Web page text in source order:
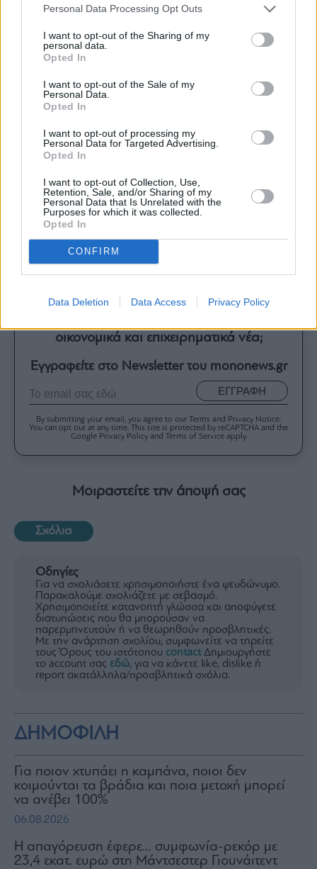
Personal Data Processing Opt Outs
I want to opt-out of the Sharing of my
personal data.
Opted In
I want to opt-out of the Sale of my
Personal Data.
Opted In
I want to opt-out of processing my
Personal Data for Targeted Advertising.
Opted In
I want to opt-out of Collection, Use,
Retention, Sale, and/or Sharing of my
Personal Data that Is Unrelated with the
Purposes for which it was collected.
Opted In
CONFIRM
Data Deletion Data Access Privacy Policy
Τουρισμός για Όλους: Ποια ΑΦΜ υποβάλουν
σήμερα αιτήσεις
Allianz SE: Ρεκόρ κερδοφορίας στο δεύτερο
τρίμηνο – Στο +11% τα λειτουργικά κέρδη
Μιχάλης και Γιάννης Ψαρομπάς: Η Aegean
Tugs Shipping της ΑΡΓΩ παρήγγειλε νέο
ρυμουλκό
Ακολουθήστε το mononews.gr στο
Google News
πρώτοι.
οικονομικά και επιχειρηματικά νέα;
Εγγραφείτε στο Newsletter του mononews.gr
ΕΓΓΡΑΦΗ
By submitting your email, you agree to our Terms and Privacy Notice.
You can opt out at any time. This site is protected by reCAPTCHA and the
Google Privacy Policy and Terms of Service apply.
Μοιραστείτε την άποψή σας
Σχόλια
Οδηγίες
Για να σχολιάσετε χρησιμοποιήστε ένα ψευδώνυμο.
Παρακαλούμε σχολιάζετε με σεβασμό.
Χρησιμοποιείτε κατανοητή γλώσσα και αποφύγετε
διατυπώσεις που θα μπορούσαν να
παρερμηνευτούν ή να θεωρηθούν προσβλητικές.
Με την ανάρτηση σχολίου, συμφωνείτε να τηρείτε
τους Όρους του ιστότοπου contactΔημιουργήστε
το account σας εδώ, για να κάνετε like, dislike ή
report ακατάλληλα/προσβλητικά σχόλια.
ΔΗΜΟΦΙΛΗ
Για ποιον χτυπάει η καμπάνα, ποιοι δεν
κοιμούνται τα βράδια και ποια μετοχή μπορεί
να ανέβει 100%
06.08.2026
Η απαγόρευση έφερε… συμφωνία-ρεκόρ με
23,4 εκατ. ευρώ στη Μάντσεστερ Γιουνάιτεντ